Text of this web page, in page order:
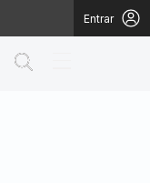
Entrar